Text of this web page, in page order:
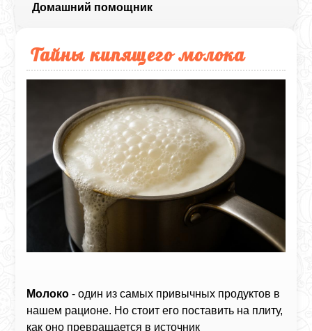
Домашний помощник
Тайны кипящего молока
Молоко - один из самых привычных продуктов в
нашем рационе. Но стоит его поставить на плиту,
как оно превращается в источник